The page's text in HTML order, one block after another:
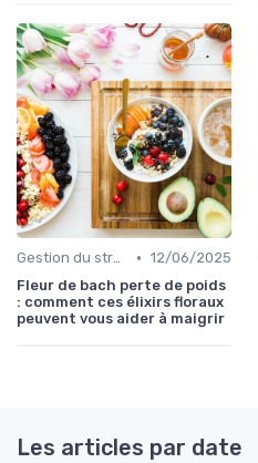
Gestion du stress et de l'anxiété • 12/06/2025
Fleur de bach perte de poids
: comment ces élixirs floraux
peuvent vous aider à maigrir
Les articles par date